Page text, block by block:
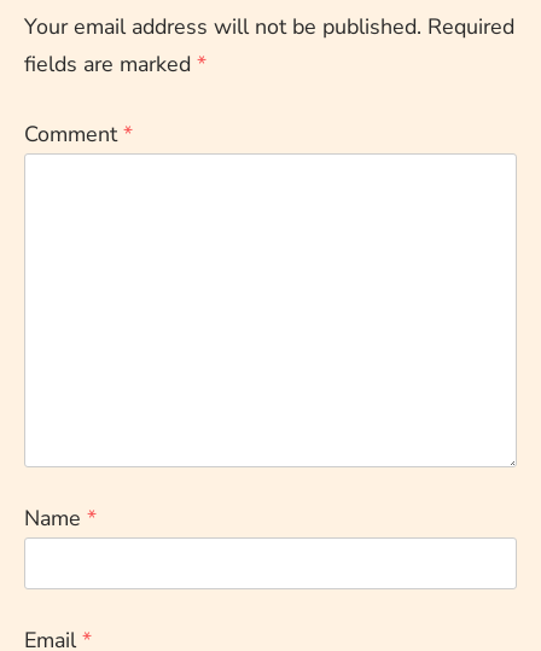
Your email address will not be published. Required
fields are marked *
Comment*
Name *
Email*